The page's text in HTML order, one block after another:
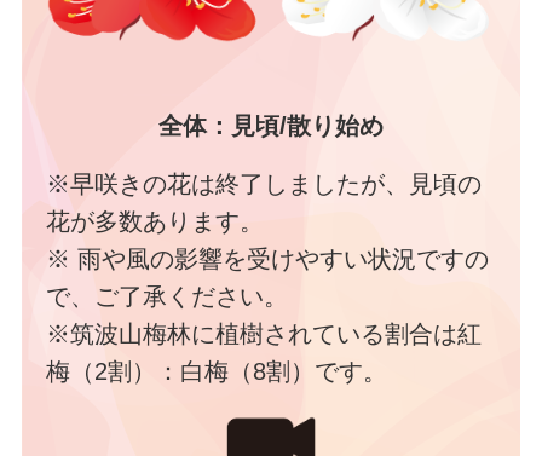
全体：見頃/散り始め
※早咲きの花は終了しましたが、見頃の
花が多数あります。
※ 雨や風の影響を受けやすい状況ですの
で、ご了承ください。
※筑波山梅林に植樹されている割合は紅
梅（2割）：白梅（8割）です。